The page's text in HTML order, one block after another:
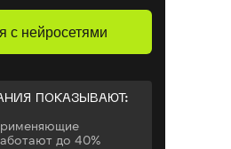
с нейросетями
ПОКАЗЫВАЮТ:
до 40%